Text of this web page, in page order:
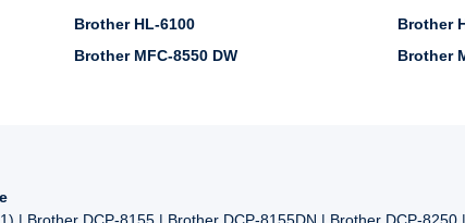
Brother HL-6100
Brother
Brother MFC-8550 DW
Brother